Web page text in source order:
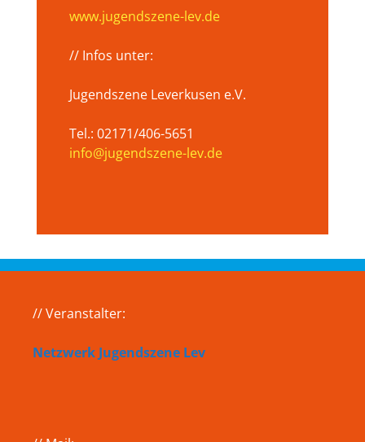
www.jugendszene-lev.de
// Infos unter:
Jugendszene Leverkusen e.V.
Tel.: 02171/406-5651
info@jugendszene-lev.de
// Veranstalter:
Netzwerk Jugendszene Lev